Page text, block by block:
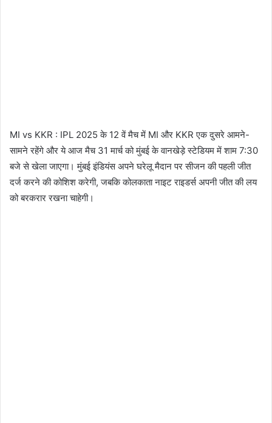
MI vs KKR : IPL 2025 के 12 वें मैच में MI और KKR एक दुसरे आमने-
सामने रहेंगे और ये आज मैच 31 मार्च को मुंबई के वानखेड़े स्टेडियम में शाम 7:30
बजे से खेला जाएगा। मुंबई इंडियंस अपने घरेलू मैदान पर सीजन की पहली जीत
दर्ज करने की कोशिश करेगी, जबकि कोलकाता नाइट राइडर्स अपनी जीत की लय
को बरकरार रखना चाहेगी।